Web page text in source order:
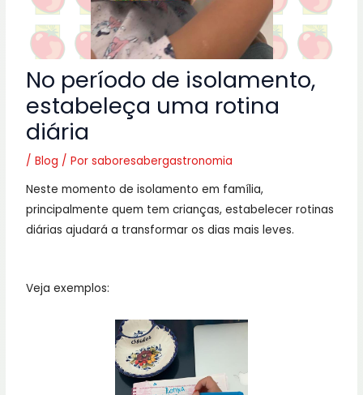
No período de isolamento,
estabeleça uma rotina
diária
/Blog / Porsaboresabergastronomia
Neste momento de isolamento em família,
principalmente quem tem crianças, estabelecer rotinas
diárias ajudará a transformar os dias mais leves.
Veja exemplos: